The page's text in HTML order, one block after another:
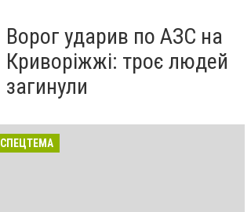
Ворог ударив по АЗС на
Криворіжжі: троє людей
загинули
СПЕЦТЕМА